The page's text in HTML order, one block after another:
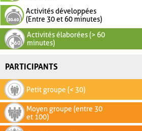
Activités développées
(Entre 30 et 60 minutes)
Activités élaborées (> 60
minutes)
PARTICIPANTS
Petit groupe (< 30)
Moyen groupe (entre 30
et 100)